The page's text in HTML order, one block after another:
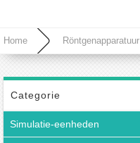
Home Röntgenapparatuur
Categorie
Simulatie-eenheden